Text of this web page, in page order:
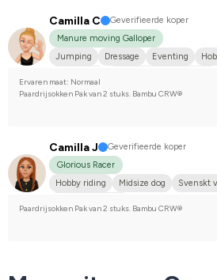
Camilla C
Geverifieerde koper
Manure moving Galloper
Jumping
Dressage Eventing
Ervaren maat: Normaal
Paardrijsokken Pak van 2 stuks. Bambu CRW®
Camilla J
Geverifieerde koper
Glorious Racer
Hobby riding
Midsize dog
Svenskt
Paardrijsokken Pak van 2 stuks. Bambu CRW®